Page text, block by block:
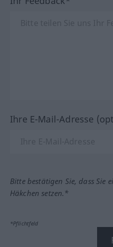
Ihre E-Mail-Adresse
Bitte bestätigen Sie, dass Sie
Häkchen setzen.*
*Pflichtfeld